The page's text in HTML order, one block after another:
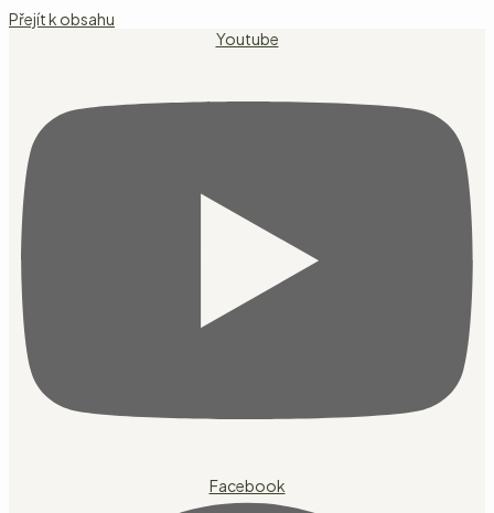
Přejít k obsahu
Youtube
Facebook